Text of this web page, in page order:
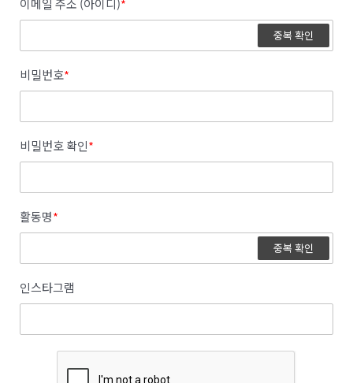
이메일 주소 (아이디)*
중복 확인
비밀번호*
비밀번호 확인*
활동명*
중복 확인
인스타그램